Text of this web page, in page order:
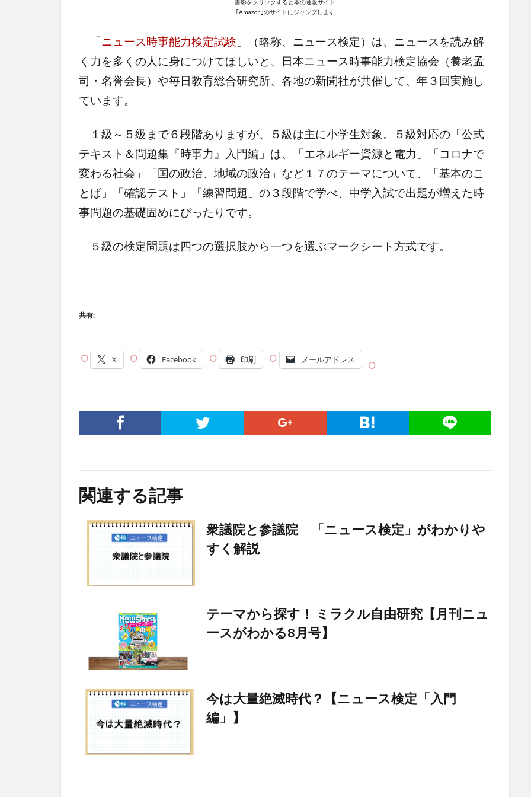
書影をクリックすると本の通販サイト
｢Amazon｣のサイトにジャンプします
「ニュース時事能力検定試験 」（略称、ニュース検定）は、ニュースを読み解
く力を多くの人に身につけてほしいと、日本ニュース時事能力検定協会（養老孟
司・名誉会長）や毎日教育総合研究所、各地の新聞社が共催して、年３回実施し
ています。
１級～５級まで６段階ありますが、５級は主に小学生対象。５級対応の「公式
テキスト＆問題集『時事力』入門編」は、「エネルギー資源と電力」「コロナで
変わる社会」「国の政治、地域の政治」など１７のテーマについて、「基本のこ
とば」「確認テスト」「練習問題」の３段階で学べ、中学入試で出題が増えた時
事問題の基礎固めにぴったりです。
５級の検定問題は四つの選択肢から一つを選ぶマークシート方式です。
共有:
X Facebook 印刷 メールアドレス
関連する記事
衆議院と参議院 「ニュース検定」がわかりや
すく解説
テーマから探す！ ミラクル自由研究【月刊ニュ
ースがわかる8月号】
今は大量絶滅時代？【ニュース検定「入門
編」】